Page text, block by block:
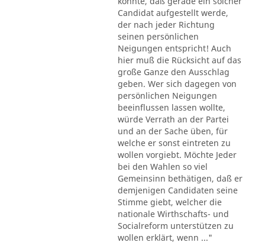
Candidat aufgestellt werde,
der nach jeder Richtung
seinen persönlichen
Neigungen entspricht! Auch
hier muß die Rücksicht auf das
große Ganze den Ausschlag
geben. Wer sich dagegen von
persönlichen Neigungen
beeinflussen lassen wollte,
würde Verrath an der Partei
und an der Sache üben, für
welche er sonst eintreten zu
wollen vorgiebt. Möchte Jeder
bei den Wahlen so viel
Gemeinsinn bethätigen, daß er
demjenigen Candidaten seine
Stimme giebt, welcher die
nationale Wirthschafts- und
Socialreform unterstützen zu
wollen erklärt, wenn ..."